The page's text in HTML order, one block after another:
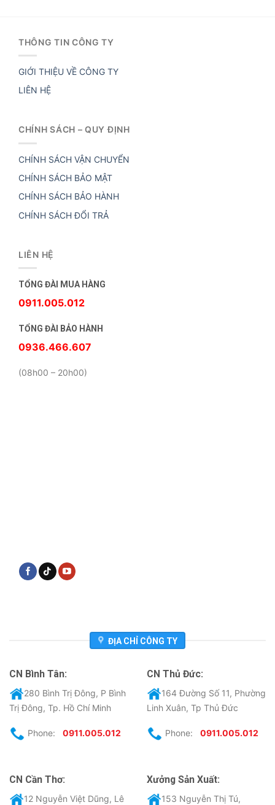
THÔNG TIN CÔNG TY
GIỚI THIỆU VỀ CÔNG TY
LIÊN HỆ
CHÍNH SÁCH – QUY ĐỊNH
CHÍNH SÁCH VẬN CHUYỂN
CHÍNH SÁCH BẢO MẬT
CHÍNH SÁCH BẢO HÀNH
CHÍNH SÁCH ĐỔI TRẢ
LIÊN HỆ
TỔNG ĐÀI MUA HÀNG
0911.005.012
TỔNG ĐÀI BẢO HÀNH
0936.466.607
(08h00 – 20h00)
ĐỊA CHỈ CÔNG TY
CN Bình Tân:
280 Bình Trị Đông, P Bình
Trị Đông, Tp. Hồ Chí Minh
Phone: 0911.005.012
CN Thủ Đức:
164 Đường Số 11, Phường
Linh Xuân, Tp Thủ Đức
Phone: 0911.005.012
CN Cần Thơ:
12 Nguyễn Việt Dũng, Lê
Xưởng Sản Xuất:
153 Nguyễn Thị Tú,